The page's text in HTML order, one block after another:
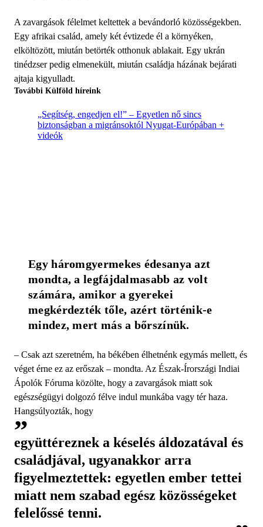
A zavargások félelmet keltettek a bevándorló közösségekben.
Egy afrikai család, amely két évtizede él a környéken,
elköltözött, miután betörték otthonuk ablakait. Egy ukrán
tinédzser pedig elmenekült, miután családja házának bejárati
ajtaja kigyulladt.
További Külföld híreink
„Segítség, engedjen el!” – Egyetlen nő sincs
biztonságban a migránsoktól Nyugat-Európában +
videók
Egy háromgyermekes édesanya azt
mondta, a legfájdalmasabb az volt
számára, amikor a gyerekei
megkérdezték tőle, azért történik-e
mindez, mert más a bőrszínük.
– Csak azt szeretném, ha békében élhetnénk egymás mellett, és
véget érne ez az erőszak – mondta. Az Észak-Írországi Indiai
Ápolók Fóruma közölte, hogy a zavargások miatt sok
egészségügyi dolgozó félve indul munkába vagy tér haza.
Hangsúlyozták, hogy
együttéreznek a késelés áldozatával és
családjával, ugyanakkor arra
figyelmeztettek: egyetlen ember tettei
miatt nem szabad egész közösségeket
felelőssé tenni.